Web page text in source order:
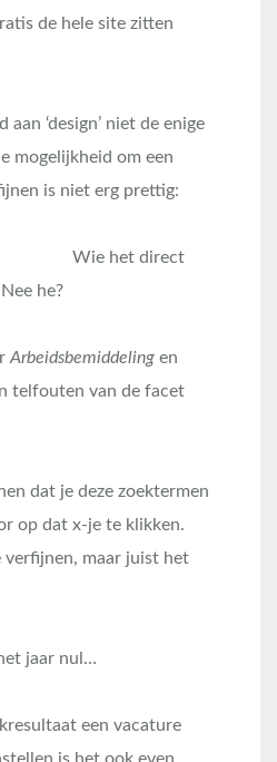
de hele site zitten
aan ‘design’ niet de enige
mogelijkheid om een
is niet erg prettig:
Wie het direct
he?
Arbeidsbemiddeling en
telfouten van de facet
dat je deze zoektermen
op dat x-je te klikken.
verfijnen, maar juist het
jaar nul…
een vacature